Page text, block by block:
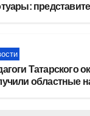
Татарского
областные